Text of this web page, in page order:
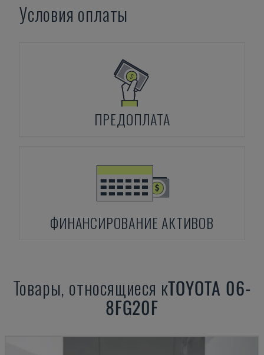
Условия оплаты
ПРЕДОПЛАТА
ФИНАНСИРОВАНИЕ АКТИВОВ
Товары, относящиеся кTOYOTA 06-
8FG20F